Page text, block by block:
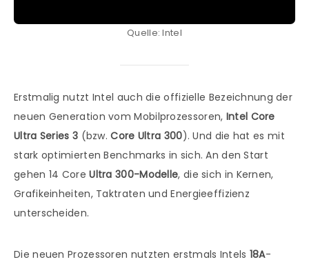
Quelle: Intel
Erstmalig nutzt Intel auch die offizielle Bezeichnung der
neuen Generation vom Mobilprozessoren, Intel Core
Ultra Series 3 (bzw. Core Ultra 300). Und die hat es mit
stark optimierten Benchmarks in sich. An den Start
gehen 14 CoreUltra 300-Modelle, die sich in Kernen,
Grafikeinheiten, Taktraten und Energieeffizienz
unterscheiden.
Die neuen Prozessoren nutzten erstmals Intels 18A-